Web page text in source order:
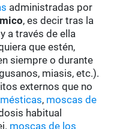
administradas por
, es decir tras la
a través de ella
que estén,
siempre o durante
miasis, etc.).
externos que no
, moscas de
habitual
moscas de los